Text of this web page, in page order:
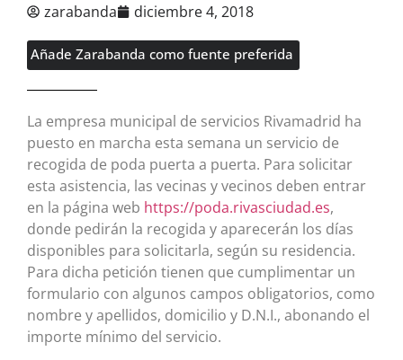
zarabanda diciembre 4, 2018
Añade Zarabanda como fuente preferida
La empresa municipal de servicios Rivamadrid ha
puesto en marcha esta semana un servicio de
recogida de poda puerta a puerta. Para solicitar
esta asistencia, las vecinas y vecinos deben entrar
en la página web https://poda.rivasciudad.es,
donde pedirán la recogida y aparecerán los días
disponibles para solicitarla, según su residencia.
Para dicha petición tienen que cumplimentar un
formulario con algunos campos obligatorios, como
nombre y apellidos, domicilio y D.N.I., abonando el
importe mínimo del servicio.